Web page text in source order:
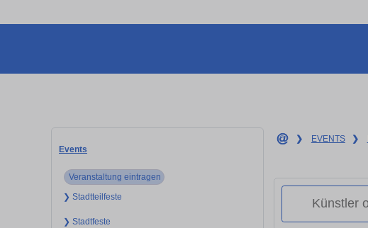
Events
Veranstaltung eintragen
❯ Stadtteilfeste
❯ Stadtfeste
❯ EVENTS ❯